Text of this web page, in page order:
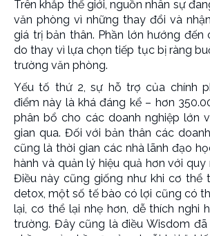
Trên khắp thế giới, nguồn nhân sự
văn phòng vì những thay đổi và
giá trị bản thân. Phần lớn hướng
do thay vì lựa chọn tiếp tục bị ràng
trường văn phòng.
Yếu tố thứ 2, sự hỗ trợ của chính
điểm này là khá đáng kể – hơn
phân bổ cho các doanh nghiệp lớn
gian qua. Đối với bản thân các
cũng là thời gian các nhà lãnh đạo
hành và quản lý hiệu quả hơn với
Điều này cũng giống như khi cơ thể
detox, một số tế bào có lợi cũng có
lại, cơ thể lại nhẹ hơn, dễ thích nghi
trường. Đây cũng là điều Wisdom